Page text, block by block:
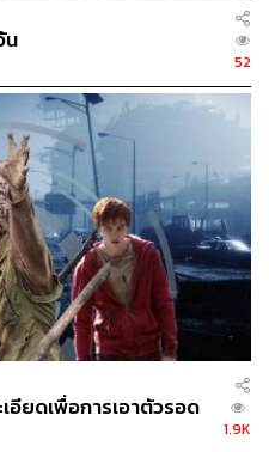
น
52
อียดเพื่อการเอาตัวรอด
1.9K